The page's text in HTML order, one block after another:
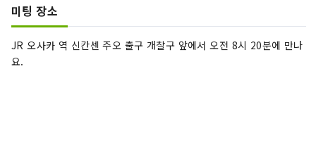
미팅 장소
JR 오사카 역 신칸센 주오 출구 개찰구 앞에서 오전 8시 20분에 만나
요.